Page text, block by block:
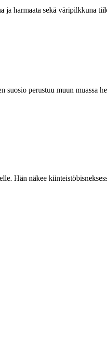
ja harmaata sekä väripilkkuna
perustuu muun muassa
Hän näkee